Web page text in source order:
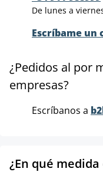
De lunes a
Escríbame
¿Pedidos al por
empresas?
Escríbanos a
¿En qué